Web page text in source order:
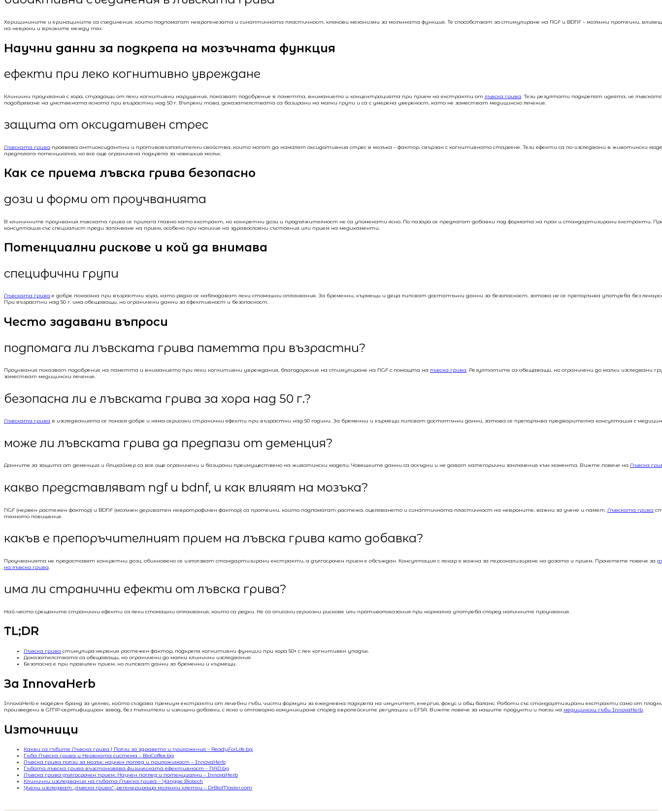
Херицинините и еринацините са съединения, които подпомагат неврогенезата и синаптичната пластичност, ключови механизми за мозъчната функция. Те способстват за стимулиране на NGF и BDNF – мозъчни протеини,
на неврони и връзките между тях.
Научни данни за подкрепа на мозъчната функция
ефекти при леко когнитивно увреждане
Клинични проучвания с хора, страдащи от леки когнитивни нарушения, показват подобрение в паметта, вниманието и концентрацията при прием на екстракти отлъвска грива. Тези резултати подкрепят идеята, че
подобряване на умствената яснота при възрастни над 50 г. Въпреки това, доказателствата са базирани на малки групи и са с умерена увереност, като не заместват медицинско лечение.
защита от оксидативен стрес
Лъвската грива проявява антиоксидантни и противовъзпалителни свойства, които могат да намалят оксидативния стрес в мозъка – фактор, свързан с когнитивното стареене. Тези ефекти са по-изследвани в животински
предполага потенциална, но все още ограничена подкрепа за човешкия мозък.
Как се приема лъвска грива безопасно
дози и форми от проучванията
В клиничните проучвания лъвската грива се прилага главно като екстракт, но конкретни дози и продължителност не са упоменати ясно. По пазара се предлагат добавки под формата на прах и стандартизирани екстракти.
консултация със специалист преди започване на прием, особено при наличие на здравословни състояния или прием на медикаменти.
Потенциални рискове и кой да внимава
специфични групи
Лъвската грива е добре понасяна при възрастни хора, като рядко се наблюдават леки стомашни оплаквания. За бременни, кърмещи и деца липсват достатъчни данни за безопасност, затова не се препоръчва употреба без
При възрастни над 50 г. има обещаващи, но ограничени данни за ефективност и безопасност.
Често задавани въпроси
подпомага ли лъвската грива паметта при възрастни?
Проучвания показват подобрение на паметта и вниманието при леки когнитивни увреждания, благодарение на стимулиране на NGF с помощта налъвска грива. Резултатите са обещаващи, но ограничени до малки изследвани
заместват медицински лечение.
безопасна ли е лъвската грива за хора над 50 г.?
Лъвската грива в изследванията се понася добре и няма сериозни странични ефекти при възрастни над 50 години. За бременни и кърмещи липсват достатъчни данни, затова се препоръчва предварителна консултация с
може ли лъвската грива да предпази от деменция?
Данните за защита от деменция и Алцхаймер са все още ограничени и базирани преимуществено на животински модели. Човешките данни са оскъдни и не дават категорични заключения към момента. Вижте повече на Лъвска
какво представляват ngf и bdnf, и как влияят на мозъка?
NGF (нервен растежен фактор) и BDNF (мозъчен дериватен невротрофичен фактор) са протеини, които подпомагат растежа, оцеляването и синаптичната пластичност на невроните, важни за учене и памет. Лъвската грива
тяхното повишение.
какъв е препоръчителният прием на лъвска грива като добавка?
Проучванията не предоставят конкретни дози; обикновено се използват стандартизирани екстракти, а дългосрочен прием е обсъждан. Консултация с лекар е важна за персонализиране на дозата и прием. Прочетете повече за
на лъвска грива.
има ли странични ефекти от лъвска грива?
Най-често срещаните странични ефекти са леки стомашни оплаквания, които са редки. Не са описани сериозни рискове или противопоказания при нормална употреба според наличните проучвания.
TL;DR
Лъвска грива стимулира нервния растежен фактор, подкрепя когнитивни функции при хора 50+ с лек когнитивен упадък.
Доказателствата са обещаващи, но ограничени до малки клинични изследвания.
Безопасна е при правилен прием, но липсват данни за бременни и кърмещи.
За InnovaHerb
InnovaHerb е модерен бранд за уелнес, който създава премиум екстракти от лечебни гъби, чисти формули за ежедневна подкрепа на имунитет, енергия, фокус и общ баланс. Работи със стандартизирани екстракти само от
произведени в GMP-сертифициран завод, без пълнители и излишни добавки, с ясно и отговорно комуникиране според европейските регулации и EFSA. Вижте повече за нашите продукти и ползи на медицински гъби InnovaHerb.
Източници
Какви са гъбите Лъвска грива | Ползи за здравето и приложения – ReadyForLife.bg
Гъба Лъвска грива и Нервната система – BioCoffee.bg
Лъвска грива ползи за мозък: научен поглед и приложимост – InnovaHerb
Гъбата лъвска грива възстановява физическата ефективност – NAD.bg
Лъвска грива дългосрочен прием: Научен поглед и потенциални – InnovaHerb
Клинични изследвания на гъбата Лъвска грива – Yangge Biotech
Учени изследват „лъвска грива“, регенерираща мозъчни клетки – DrBioMaster.com